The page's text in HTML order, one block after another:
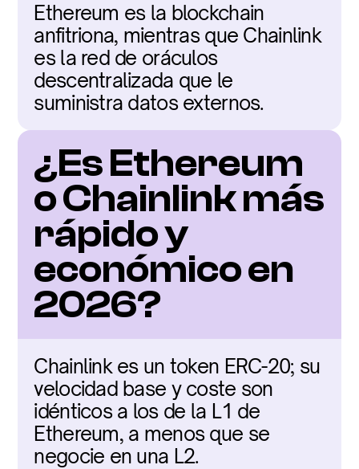
Ethereum es la blockchain
anfitriona, mientras que Chainlink
es la red de oráculos
descentralizada que le
suministra datos externos.
¿Es Ethereum
o Chainlink más
rápido y
económico en
2026?
Chainlink es un token ERC-20; su
velocidad base y coste son
idénticos a los de la L1 de
Ethereum, a menos que se
negocie en una L2.